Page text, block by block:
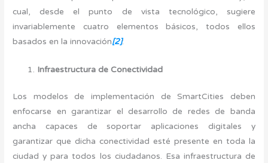
cual, desde el punto de vista tecnológico, sugiere
invariablemente cuatro elementos básicos, todos ellos
basados en la innovación[2]:
Infraestructura de Conectividad
Los modelos de implementación de SmartCities deben
enfocarse en garantizar el desarrollo de redes de banda
ancha capaces de soportar aplicaciones digitales y
garantizar que dicha conectividad esté presente en toda la
ciudad y para todos los ciudadanos. Esa infraestructura de